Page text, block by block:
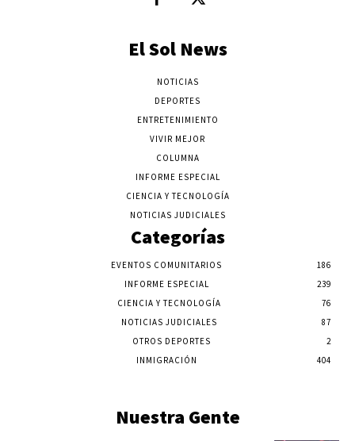
El Sol News
NOTICIAS
DEPORTES
ENTRETENIMIENTO
VIVIR MEJOR
COLUMNA
INFORME ESPECIAL
CIENCIA Y TECNOLOGÍA
NOTICIAS JUDICIALES
Categorías
EVENTOS COMUNITARIOS
186
INFORME ESPECIAL
239
CIENCIA Y TECNOLOGÍA
76
NOTICIAS JUDICIALES
87
OTROS DEPORTES
2
INMIGRACIÓN
404
Nuestra Gente